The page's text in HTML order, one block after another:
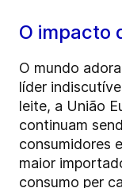
O impacto
O mundo
líder
leite, a União
continuam
consumidores
maior
consumo per